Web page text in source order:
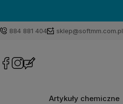
884 881 404 sklep@softmm.com.pl
Artykuły chemiczne